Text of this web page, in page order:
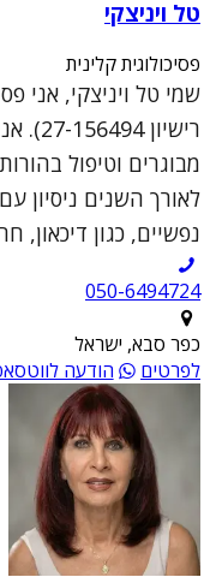
טל ויניצקי
פסיכולוגית קלינית
שמי טל ויניצקי, אני
מבוגרים וטיפול
לאורך השנים ניסיון
נפשיים, כגון דיכאון,
050-6494724
כפר סבא, ישראל
לפרטים
הודעה